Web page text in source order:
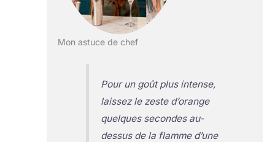
Mon astuce de chef
Pour un goût plus intense,
laissez le zeste d’orange
quelques secondes au-
dessus de la flamme d’une